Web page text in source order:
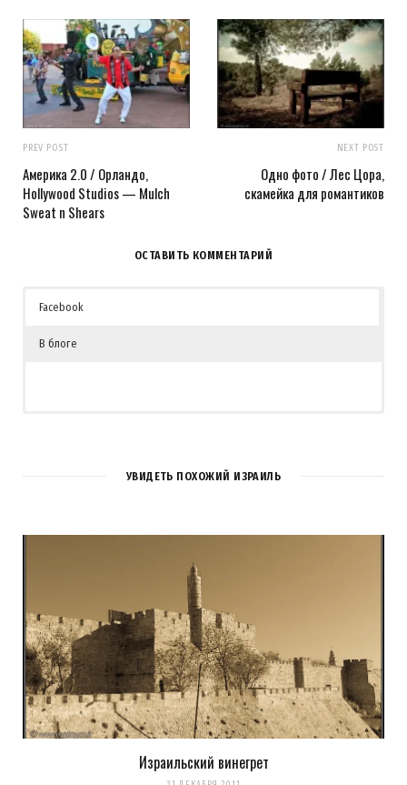
PREV POST
Америка 2.0 / Орландо,
Hollywood Studios — Mulch
Sweat n Shears
NEXT POST
Одно фото / Лес Цора,
скамейка для романтиков
ОСТАВИТЬ КОММЕНТАРИЙ
Facebook
В блоге
Сохранить моё имя, email и адрес сайта в этом браузере для
УВИДЕТЬ ПОХОЖИЙ ИЗРАИЛЬ
Израильский винегрет